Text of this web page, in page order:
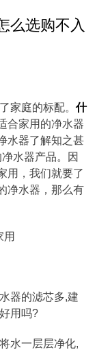
么选购不入
家庭的标配。什
合家用的净水器
水器了解知之甚
水器产品。因
用，我们就要了
净水器，那么有
器的滤芯多,建
用吗?
水一层层净化,